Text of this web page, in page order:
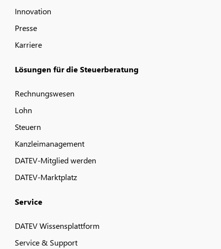
Innovation
Presse
Karriere
Lösungen für die Steuerberatung
Rechnungswesen
Lohn
Steuern
Kanzleimanagement
DATEV-Mitglied werden
DATEV-Marktplatz
Service
DATEV Wissensplattform
Service & Support